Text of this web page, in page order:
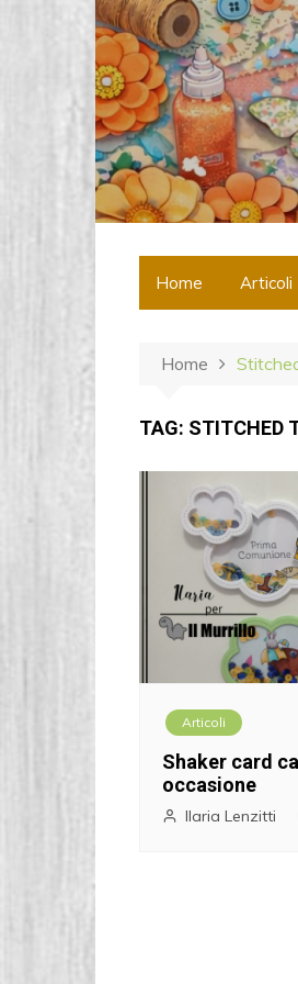
Home Articoli
Home
TAG: STITCHED
Articoli
Shaker card
occasione
Ilaria Lenzitti